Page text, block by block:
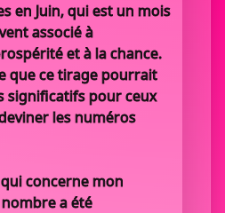
en Juin, qui est un mois
associé à
et à la chance.
que ce tirage pourrait
significatifs pour ceux
les numéros
concerne mon
a été